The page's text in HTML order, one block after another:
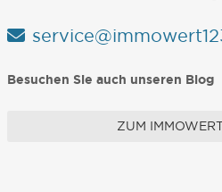
Besuchen Sie auch unseren Blog
ZUM